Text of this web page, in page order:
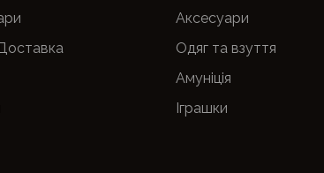
Аксесуари
Одяг та взуття
Амуніція
Іграшки